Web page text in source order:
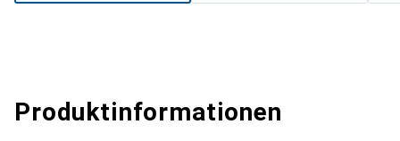
Produktinformationen